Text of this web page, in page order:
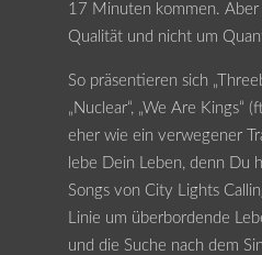
17 Minuten kommen. Aber
Qualität und nicht um
So präsentieren sich
„Nuclear“, „We Are Kings“
eher wie ein verwegener
lebe Dein Leben, denn Du
Songs von City Lights
Linie um überbordende
und die Suche nach dem